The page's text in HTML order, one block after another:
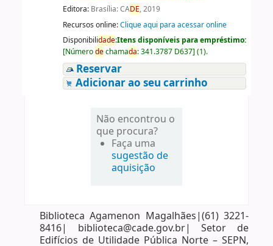
Editora: Brasília: CADE, 2019
Recursos online:Clique aqui para acessar online
Disponibilidade:Itens disponíveis para empréstimo:
[Númerodechamada:341.3787 D637] (1).
Reservar
Adicionar ao seu carrinho
Não encontrou o
que procura?
Faça uma
sugestão de
aquisição
Biblioteca Agamenon Magalhães|(61) 3221-
8416| biblioteca@cade.gov.br| Setor de
Edifícios de Utilidade Pública Norte – SEPN,